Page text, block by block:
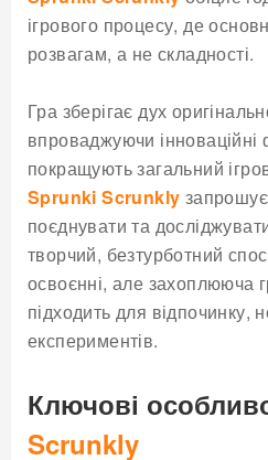
ігрового процесу, де
розвагам, а не складності.
Гра зберігає дух
впроваджуючи інноваційні
покращують загальний
Sprunki Scrunkly
поєднувати та
творчий, безтурботний
освоєнні, але захоплююча
підходить для відпочинку,
експериментів.
Ключові
Scrunkly